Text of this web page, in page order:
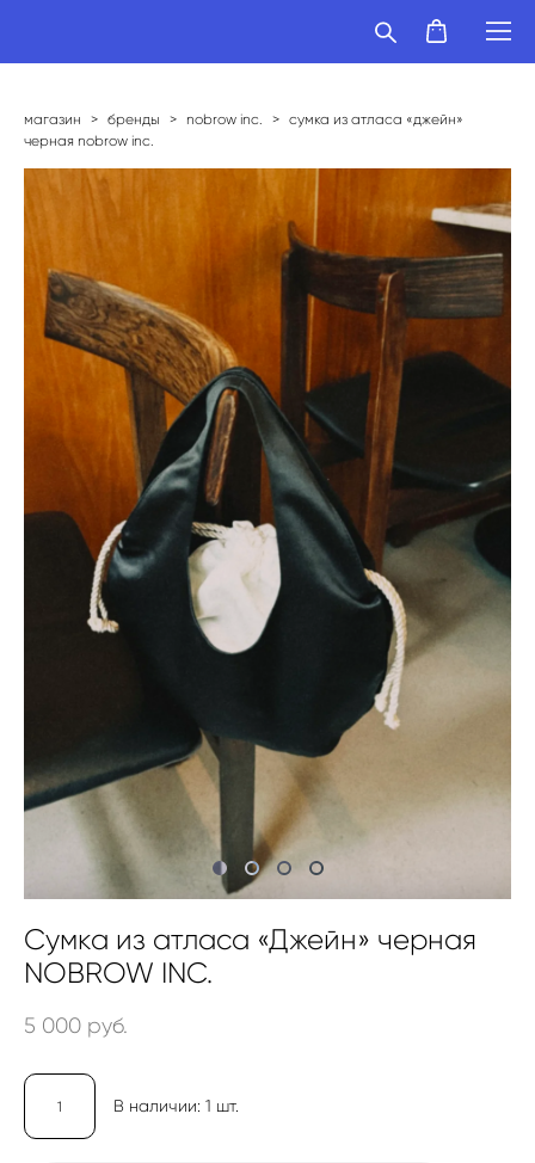
магазин > бренды > nobrow inc. > сумка из атласа «джейн»
черная nobrow inc.
Сумка из атласа «Джейн» черная
NOBROW INC.
5 000 pуб.
В наличии: 1 шт.